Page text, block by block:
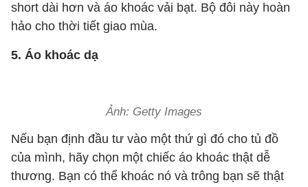
short dài hơn và áo khoác vải bạt. Bộ đôi này hoàn
hảo cho thời tiết giao mùa.
5. Áo khoác dạ
Ảnh: Getty Images
Nếu bạn định đầu tư vào một thứ gì đó cho tủ đồ
của mình, hãy chọn một chiếc áo khoác thật dễ
thương. Bạn có thể khoác nó và trông bạn sẽ thật